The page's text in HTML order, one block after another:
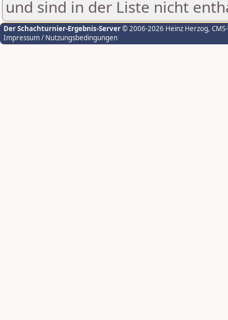
und sind in der Liste nicht
Der Schachturnier-Ergebnis-Server© 2006-2026 Heinz Herzog,
Impressum / Nutzungsbedingungen